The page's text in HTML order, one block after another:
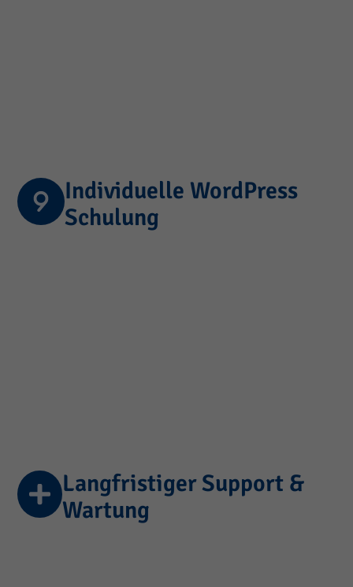
Individuelle WordPress
Schulung
Langfristiger Support &
Wartung